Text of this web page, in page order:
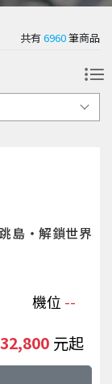
共有6960筆商品
島‧解鎖世界
機位 --
起